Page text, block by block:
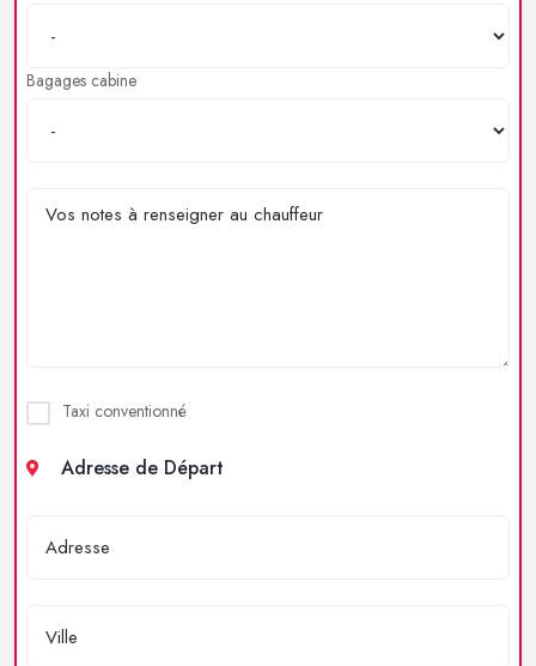
Bagages cabine
Taxi conventionné
Adresse de Départ